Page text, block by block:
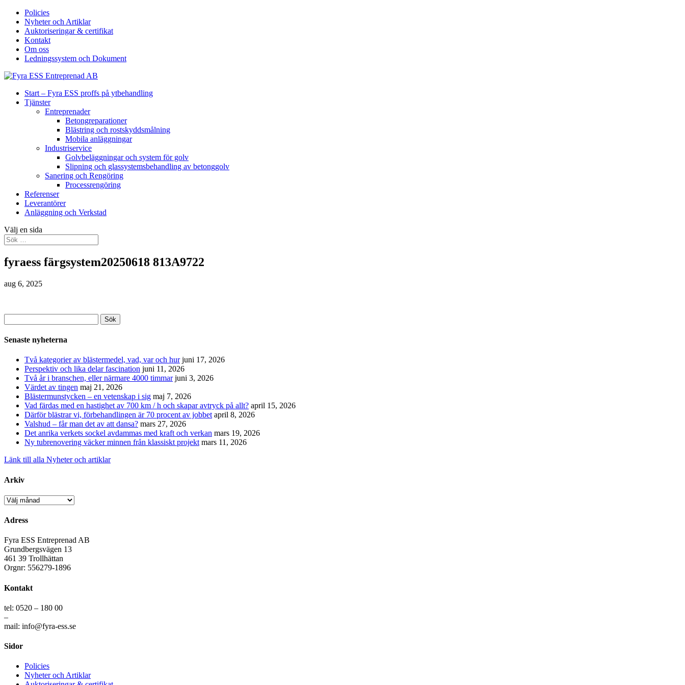
Policies
Nyheter och Artiklar
Auktoriseringar & certifikat
Kontakt
Om oss
Ledningssystem och Dokument
Start – Fyra ESS proffs på ytbehandling
Tjänster
Entreprenader
Betongreparationer
Blästring och rostskyddsmålning
Mobila anläggningar
Industriservice
Golvbeläggningar och system för golv
Slipning och glassystemsbehandling av betonggolv
Sanering och Rengöring
Processrengöring
Referenser
Leverantörer
Anläggning och Verkstad
Välj en sida
fyraess färgsystem20250618 813A9722
aug 6, 2025
efter:
Senaste nyheterna
Två kategorier av blästermedel, vad, var och hur juni 17, 2026
Perspektiv och lika delar fascination juni 11, 2026
Två år i branschen, eller närmare 4000 timmar juni 3, 2026
Värdet av tingen maj 21, 2026
Blästermunstycken – en vetenskap i sig maj 7, 2026
Vad färdas med en hastighet av 700 km / h och skapar avtryck på allt? april 15, 2026
Därför blästrar vi, förbehandlingen är 70 procent av jobbet april 8, 2026
Valshud – får man det av att dansa? mars 27, 2026
Det anrika verkets sockel avdammas med kraft och verkan mars 19, 2026
Ny tubrenovering väcker minnen från klassiskt projekt mars 11, 2026
Länk till alla Nyheter och artiklar
Arkiv
Arkiv
Adress
Fyra ESS Entreprenad AB
Grundbergsvägen 13
461 39 Trollhättan
Orgnr: 556279-1896
Kontakt
tel: 0520 – 180 00
–
mail: info@fyra-ess.se
Sidor
Policies
Nyheter och Artiklar